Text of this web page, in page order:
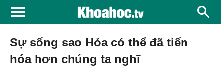
Sự sống sao Hỏa có thể đã tiến
hóa hơn chúng ta nghĩ